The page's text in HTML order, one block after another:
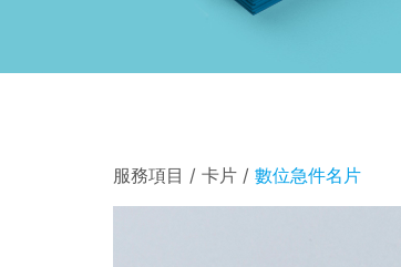
服務項目 / 卡片 / 數位急件名片